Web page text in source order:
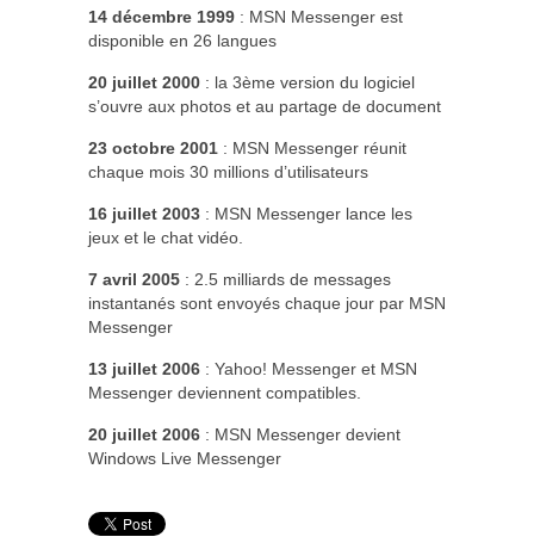
14 décembre 1999 : MSN Messenger est
disponible en 26 langues
20 juillet 2000 : la 3ème version du logiciel
s’ouvre aux photos et au partage de document
23 octobre 2001 : MSN Messenger réunit
chaque mois 30 millions d’utilisateurs
16 juillet 2003 : MSN Messenger lance les
jeux et le chat vidéo.
7 avril 2005 : 2.5 milliards de messages
instantanés sont envoyés chaque jour par MSN
Messenger
13 juillet 2006 : Yahoo! Messenger et MSN
Messenger deviennent compatibles.
20 juillet 2006 : MSN Messenger devient
Windows Live Messenger